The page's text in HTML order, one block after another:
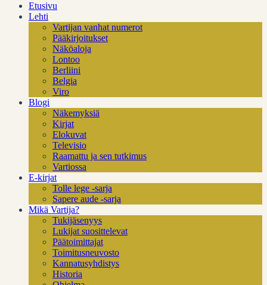
Etusivu
Lehti
Vartijan vanhat numerot
Pääkirjoitukset
Näköaloja
Lontoo
Berliini
Belgia
Viro
Blogi
Näkemyksiä
Kirjat
Elokuvat
Televisio
Raamattu ja sen tutkimus
Vartiossa
E-kirjat
Tolle lege -sarja
Sapere aude -sarja
Mikä Vartija?
Tukijäsenyys
Lukijat suosittelevat
Päätoimittajat
Toimitusneuvosto
Kannatusyhdistys
Historia